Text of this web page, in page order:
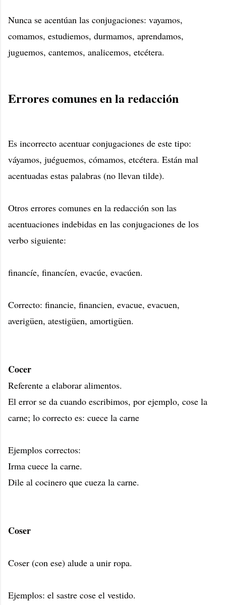
Nunca se acentúan las conjugaciones: vayamos,
comamos, estudiemos, durmamos, aprendamos,
juguemos, cantemos, analicemos, etcétera.
Errores comunes en la redacción
Es incorrecto acentuar conjugaciones de este tipo:
váyamos, juéguemos, cómamos, etcétera. Están mal
acentuadas estas palabras (no llevan tilde).
Otros errores comunes en la redacción son las
acentuaciones indebidas en las conjugaciones de los
verbo siguiente:
financíe, financíen, evacúe, evacúen.
Correcto: financie, financien, evacue, evacuen,
averigüen, atestigüen, amortigüen.
Cocer
Referente a elaborar alimentos.
El error se da cuando escribimos, por ejemplo, cose la
carne; lo correcto es: cuece la carne
Ejemplos correctos:
Irma cuece la carne.
Dile al cocinero que cueza la carne.
Coser
Coser (con ese) alude a unir ropa.
Ejemplos: el sastre cose el vestido.